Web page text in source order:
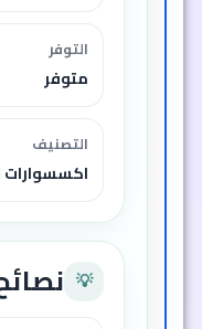
التوفر
متوفر
التصنيف
اكسسوارات
💡